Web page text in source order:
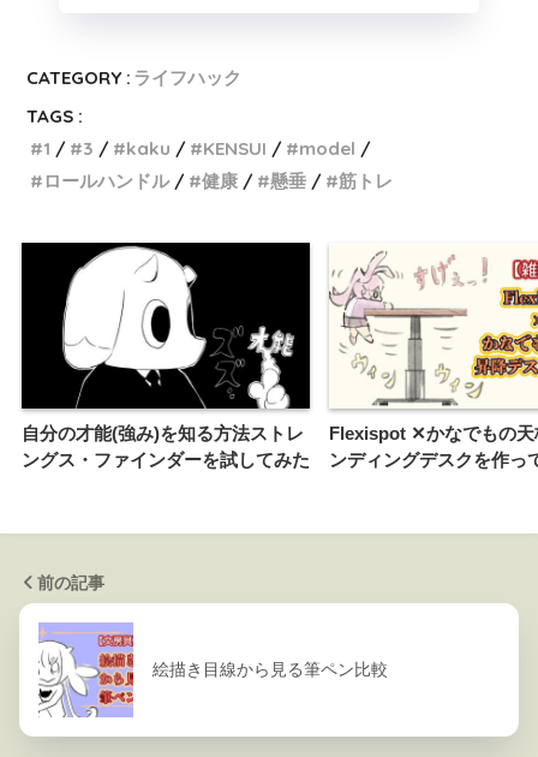
CATEGORY : ライフハック
TAGS :
1
3 kaku KENSUI
model
ロールハンドル
健康 懸垂 筋トレ
自分の才能(強み)を知る方法ストレ
ングス・ファインダーを試してみた
Flexispot ✕かなでもの天
ンディングデスクを作っ
前の記事
絵描き目線から見る筆ペン比較